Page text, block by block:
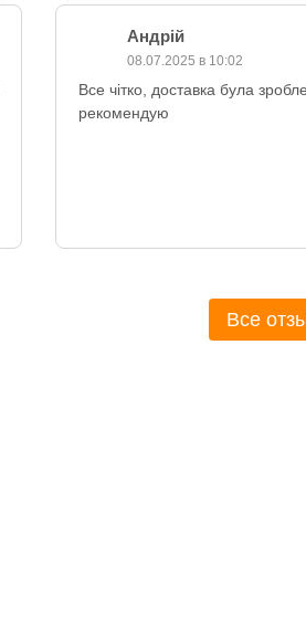
Андрій
08.07.2025 в 10:02
Все чітко, доставка була
рекомендую
Все